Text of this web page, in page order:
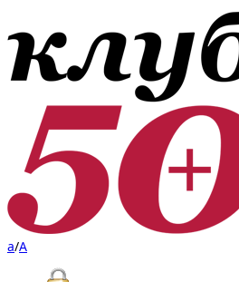
a/A